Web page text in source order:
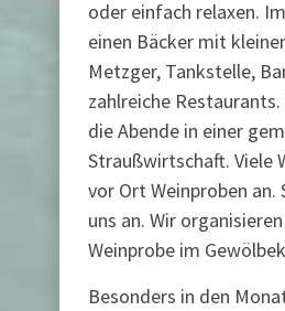
oder einfach relaxen.
einen Bäcker mit
Metzger, Tankstelle,
zahlreiche Restaurants.
die Abende in einer
Straußwirtschaft. Viele
vor Ort Weinproben an.
uns an. Wir
Weinprobe im
Besonders in den